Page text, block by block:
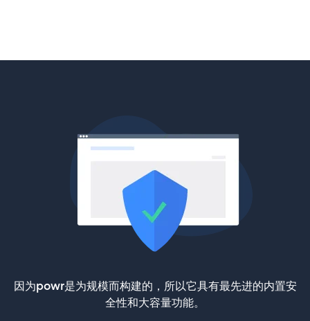
因为powr是为规模而构建的，所以它具有最先进的内置安
全性和大容量功能。